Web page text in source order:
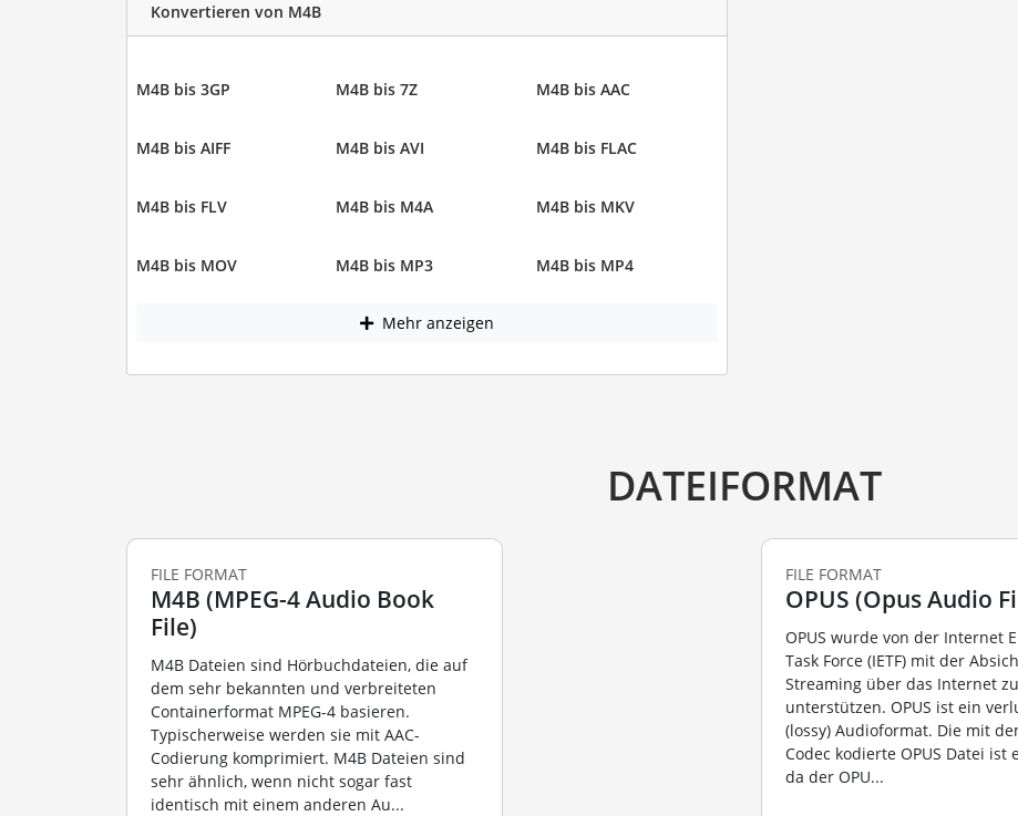
Konvertieren von M4B
M4B bis 3GP M4B bis 7Z M4B bis AAC
M4B bis AIFF M4B bis AVI M4B bis FLAC
M4B bis FLV M4B bis M4A M4B bis MKV
M4B bis MOV M4B bis MP3 M4B bis MP4
Mehr anzeigen
DATEIFORMAT
FILE FORMAT
M4B (MPEG-4 Audio Book
File)
M4B Dateien sind Hörbuchdateien, die auf
dem sehr bekannten und verbreiteten
Containerformat MPEG-4 basieren.
Typischerweise werden sie mit AAC-
Codierung komprimiert. M4B Dateien sind
sehr ähnlich, wenn nicht sogar fast
identisch mit einem anderen Au...
FILE FORMAT
OPUS (Opus Audio
OPUS wurde von der Internet
Task Force (IETF) mit der
Streaming über das Internet zu
unterstützen. OPUS ist ein
(lossy) Audioformat. Die mit
Codec kodierte OPUS Datei ist
da der OPU...